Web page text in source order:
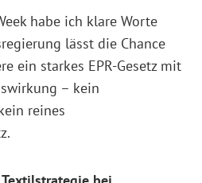
habe ich klare Worte
lässt die Chance
ein starkes EPR-Gesetz mit
– kein
reines